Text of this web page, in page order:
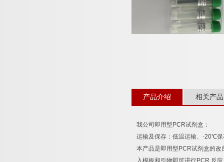
产品介绍 相关产品
我公司即用型 PCR试剂盒：
运输及保存：低温运输、 -20℃
本产品是即用型 PCR试剂盒的改
入模板和引物即可进行PCR 反